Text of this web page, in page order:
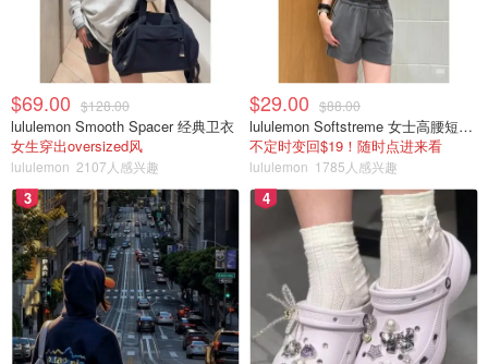
$69.00 $128.00
lululemon Smooth Spacer 经典卫衣
女生穿出oversized风
lululemon 2107人感兴趣
$29.00 $88.00
lululemon Softstreme 女士高腰短裤 10cm
不定时变回$19！随时点进来看
lululemon 1785人感兴趣
3 4